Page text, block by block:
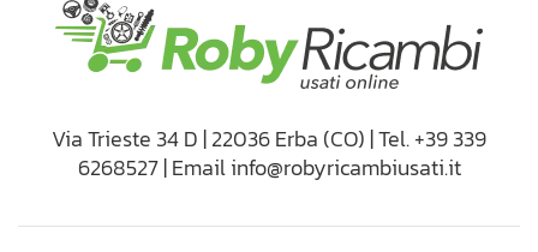
Via Trieste 34 D | 22036 Erba (CO) | Tel. +39 339
6268527 | Email info@robyricambiusati.it